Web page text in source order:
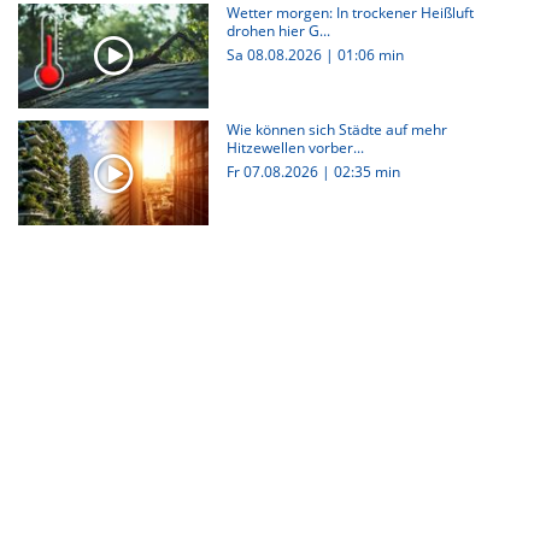
Wetter morgen: In trockener Heißluft
drohen hier G...
Sa 08.08.2026 | 01:06 min
Wie können sich Städte auf mehr
Hitzewellen vorber...
Fr 07.08.2026 | 02:35 min